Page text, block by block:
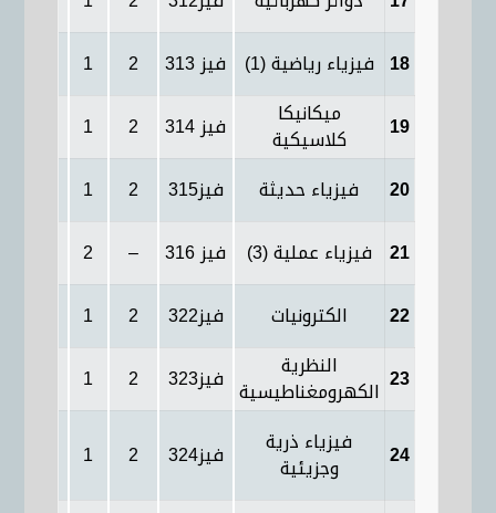
1 2 فيز 313 فيزياء رياضية (1) 18
1 2 فيز 314 ميكانيكا
كلاسيكية
19
1 2 فيز315 فيزياء حديثة
20
2 – فيز 316 فيزياء عملية (3) 21
1 2 فيز322 الكترونيات
22
1 2 فيز323 النظرية
الكهرومغناطيسية 23
1 2 فيز324 فيزياء ذرية
وجزيئية 24